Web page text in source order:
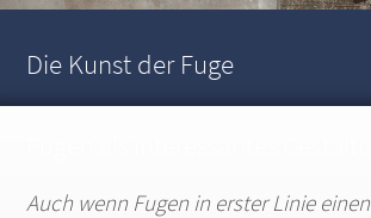
Die Kunst der Fuge
Auch wenn Fugen in erster Linie einen